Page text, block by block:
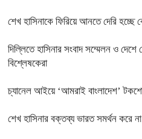
শেখ হাসিনাকে ফিরিয়ে আনতে দেরি
দিল্লিতে হাসিনার সংবাদ সম্মেলন ও
বিশ্লেষকেরা
চ্যানেল আইয়ে ‘আমরাই বাংলাদেশ’
শেখ হাসিনার বক্তব্য ভারত সমর্থন করে